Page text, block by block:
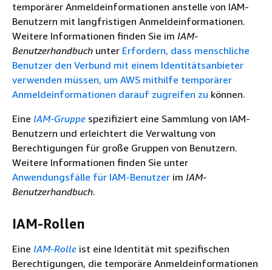
temporärer Anmeldeinformationen anstelle von IAM-
Benutzern mit langfristigen Anmeldeinformationen.
Weitere Informationen finden Sie im IAM-
Benutzerhandbuch unter Erfordern, dass menschliche
Benutzer den Verbund mit einem Identitätsanbieter
verwenden müssen, um AWS mithilfe temporärer
Anmeldeinformationen darauf zugreifen zu können.
Eine IAM-Gruppe spezifiziert eine Sammlung von IAM-
Benutzern und erleichtert die Verwaltung von
Berechtigungen für große Gruppen von Benutzern.
Weitere Informationen finden Sie unter
Anwendungsfälle für IAM-Benutzer im IAM-
Benutzerhandbuch.
IAM-Rollen
Eine IAM-Rolle ist eine Identität mit spezifischen
Berechtigungen, die temporäre Anmeldeinformationen